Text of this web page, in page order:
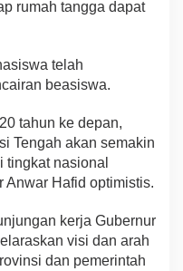
rumah tangga dapat
telah
beasiswa.
tahun ke depan,
Tengah akan semakin
tingkat nasional
Anwar Hafid optimistis.
kerja Gubernur
visi dan arah
dan pemerintah